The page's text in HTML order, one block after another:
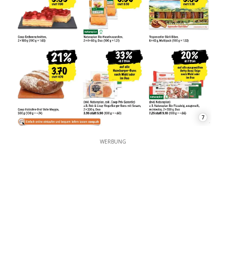
7
WERBUNG